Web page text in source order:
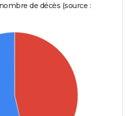
de décès (source :